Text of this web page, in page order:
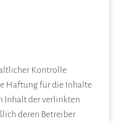
Kontrolle
Haftung für die Inhalte
Inhalt der verlinkten
deren Betreiber